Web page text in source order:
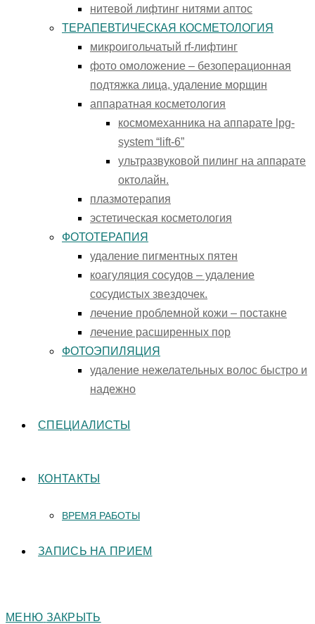
нитевой лифтинг нитями аптос
ТЕРАПЕВТИЧЕСКАЯ КОСМЕТОЛОГИЯ
микроигольчатый rf-лифтинг
фото омоложение – безоперационная
подтяжка лица, удаление морщин
аппаратная косметология
космомеханника на аппарате lpg-
system “lift-6”
ультразвуковой пилинг на аппарате
октолайн.
плазмотерапия
эстетическая косметология
ФОТОТЕРАПИЯ
удаление пигментных пятен
коагуляция сосудов – удаление
сосудистых звездочек.
лечение проблемной кожи – постакне
лечение расширенных пор
ФОТОЭПИЛЯЦИЯ
удаление нежелательных волос быстро и
надежно
СПЕЦИАЛИСТЫ
КОНТАКТЫ
ВРЕМЯ РАБОТЫ
ЗАПИСЬ НА ПРИЕМ
МЕНЮ ЗАКРЫТЬ